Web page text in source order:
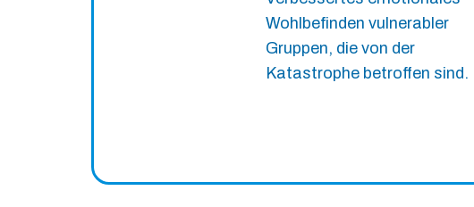
Wohlbefinden vulnerabler
Gruppen, die von der
Katastrophe betroffen sind.